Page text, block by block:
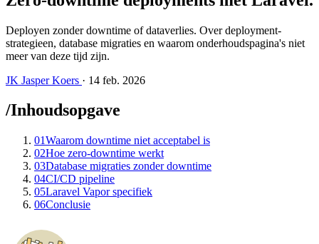
Deployen zonder downtime of dataverlies. Over deployment-
strategieen, database migraties en waarom onderhoudspagina's niet
meer van deze tijd zijn.
JK Jasper Koers · 14 feb. 2026
/Inhoudsopgave
01Waarom downtime niet acceptabel is
02Hoe zero-downtime werkt
03Database migraties zonder downtime
04CI/CD pipeline
05Laravel Vapor specifiek
06Conclusie